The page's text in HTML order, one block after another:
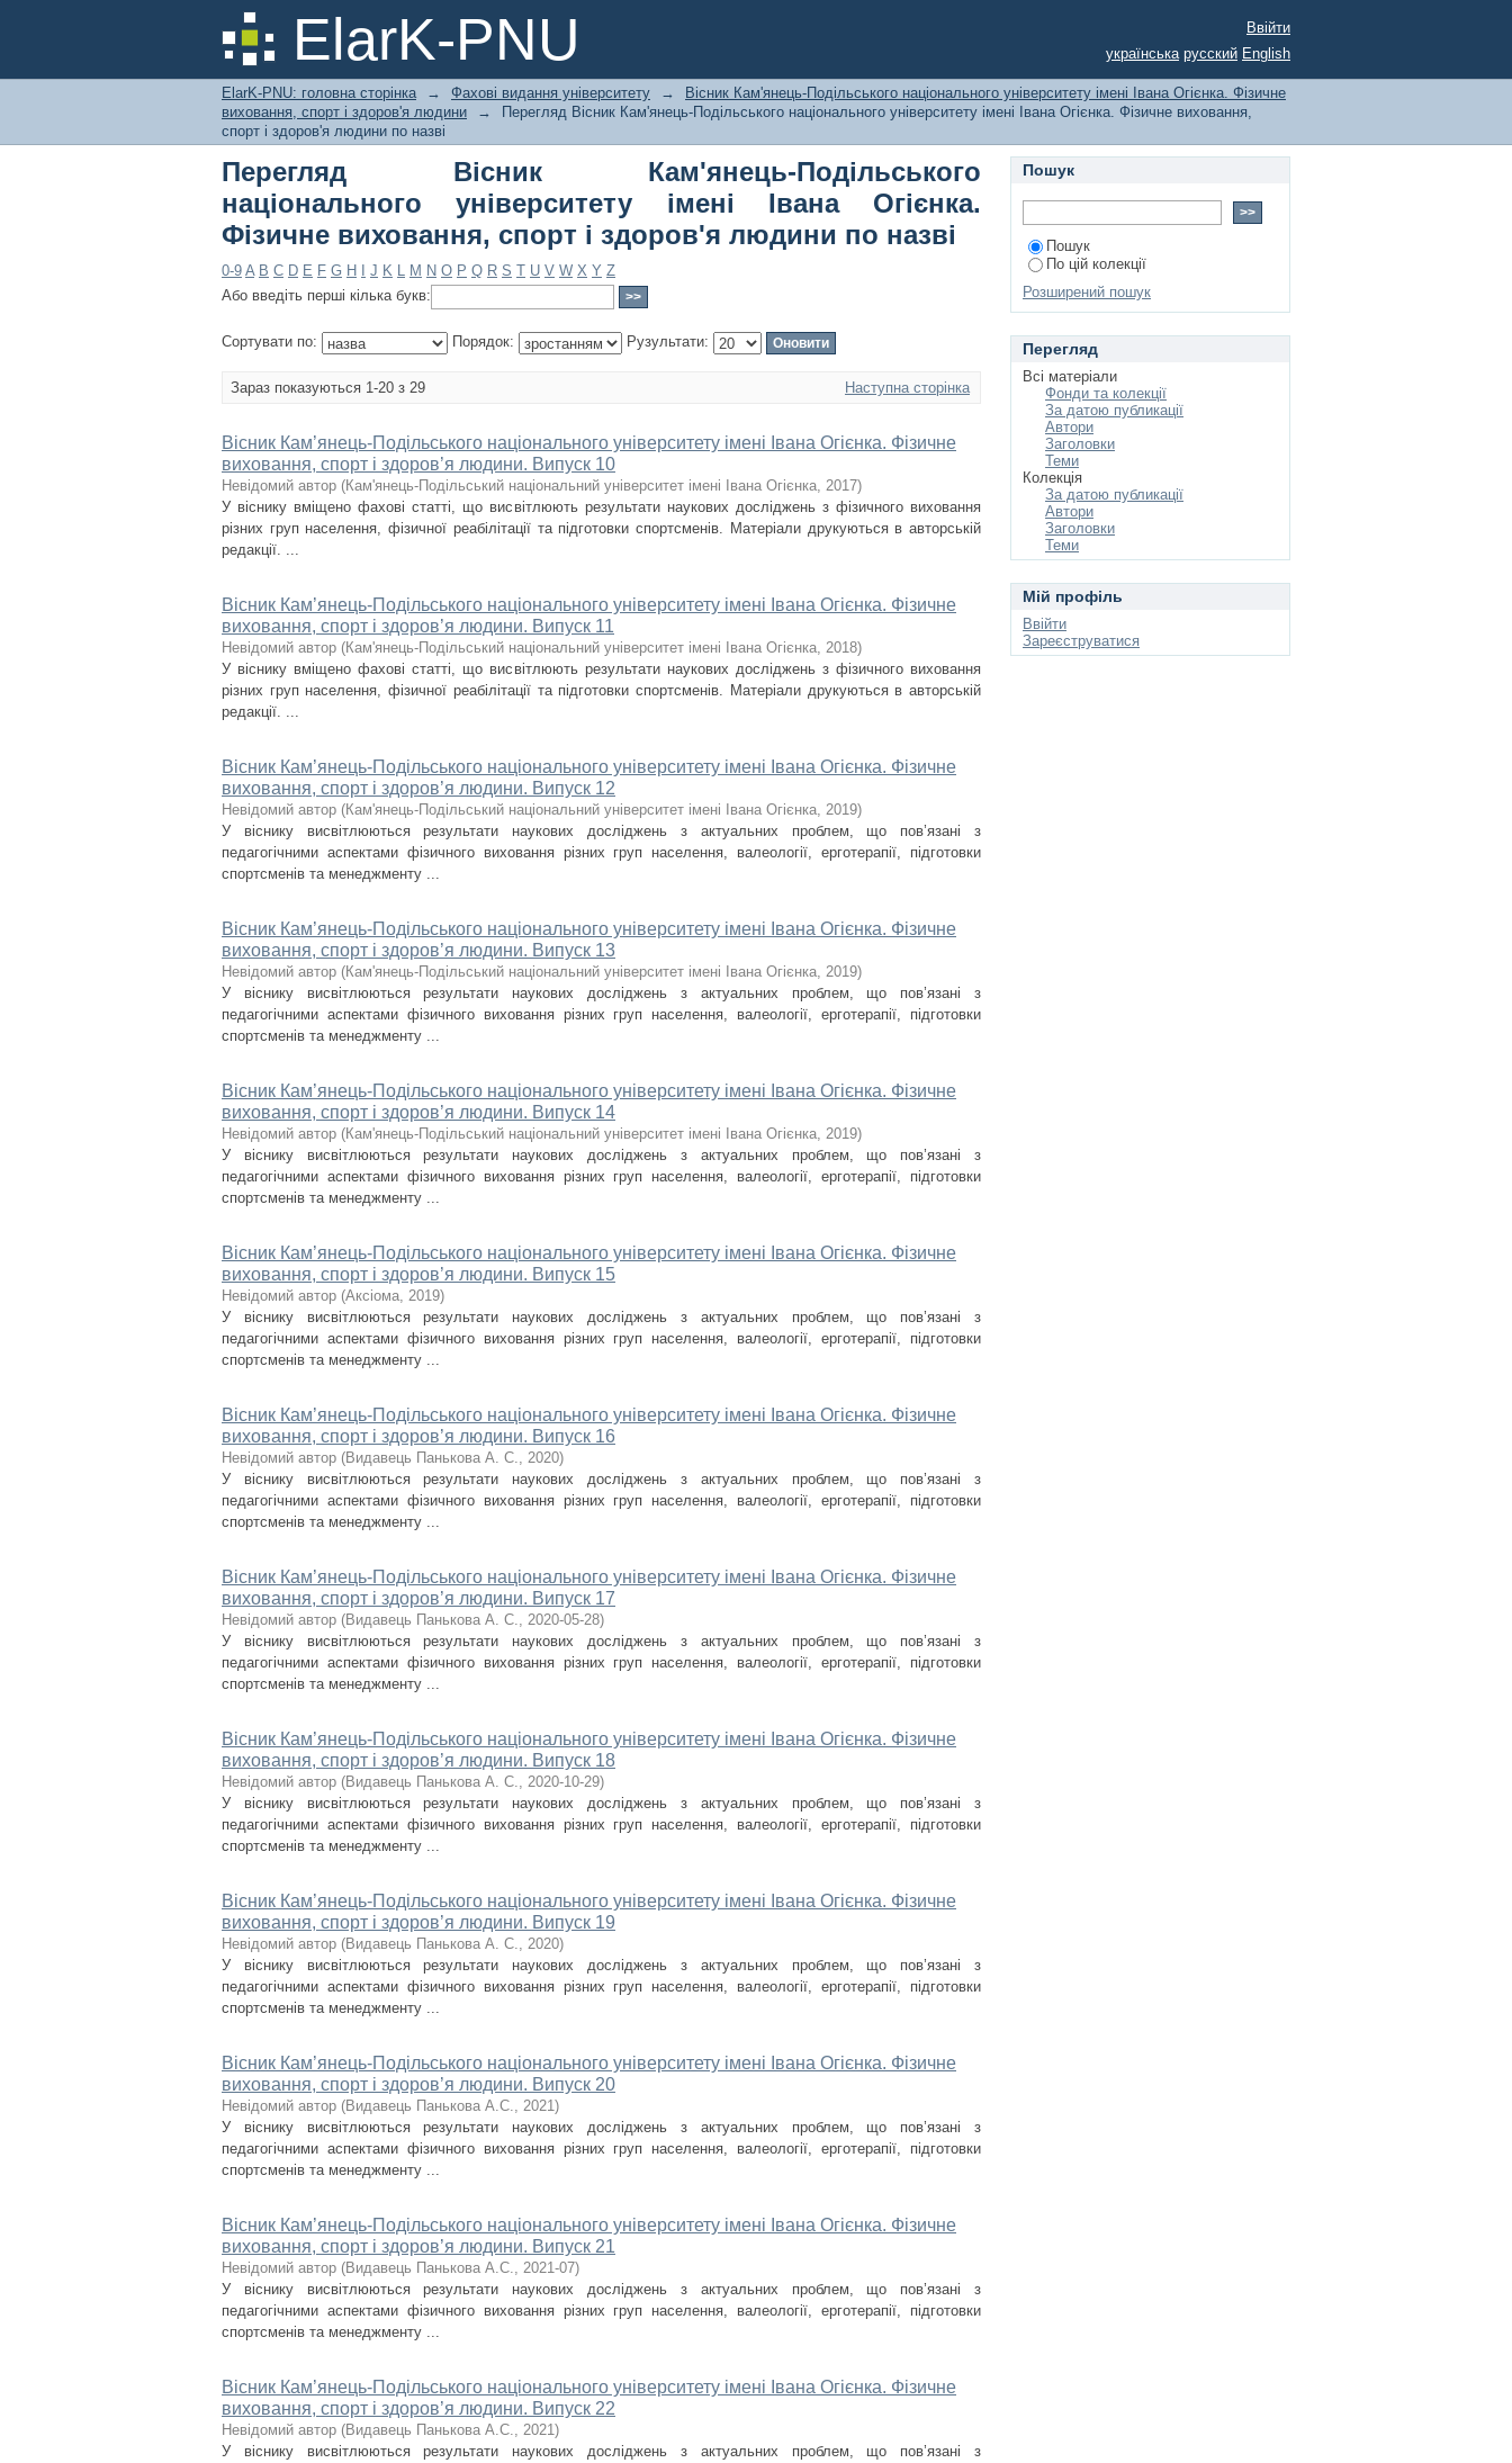
ElarK-PNU
Перегляд Вісник Кам'янець-Подільського національного університету імені
Івана Огієнка. Фізичне виховання, спорт і здоров'я людини по назві
Ввійти
українська русский English
ElarK-PNU: головна сторінка → Фахові видання університету →
Вісник Кам'янець-Подільського національного університету імені Івана Огієнка. Фізичне
виховання, спорт і здоров'я людини
→
Перегляд Вісник Кам'янець-Подільського національного університету імені Івана Огієнка. Фізичне виховання,
спорт і здоров'я людини по назві
Перегляд Вісник Кам'янець-Подільського
національного університету імені Івана Огієнка.
Фізичне виховання, спорт і здоров'я людини по назві
0-9 A B C D E F G H J K L M N O P Q R S T U V W X Y Z
Або введіть перші кілька букв:
Сортувати по: Порядок: Рузультати:
Зараз показуються 1-20 з 29 Наступна сторінка
Вісник Кам’янець-Подільського національного університету імені Івана Огієнка. Фізичне
виховання, спорт і здоров’я людини. Випуск 10
Невідомий автор (Кам'янець-Подільський національний університет імені Івaнa Oгієнкa, 2017)
У віснику вміщено фахові статті, що висвітлюють результати наукових досліджень з фізичного виховання
різних груп населення, фізичної реабілітації та підготовки спортсменів. Матеріали друкуються в авторській
редакції. ...
Вісник Кам’янець-Подільського національного університету імені Івана Огієнка. Фізичне
виховання, спорт і здоров’я людини. Випуск 11
Невідомий автор (Кам'янець-Подільський національний університет імені Івaнa Oгієнкa, 2018)
У віснику вміщено фахові статті, що висвітлюють результати наукових досліджень з фізичного виховання
різних груп населення, фізичної реабілітації та підготовки спортсменів. Матеріали друкуються в авторській
редакції. ...
Вісник Кам’янець-Подільського національного університету імені Івана Огієнка. Фізичне
виховання, спорт і здоров’я людини. Випуск 12
Невідомий автор (Кам'янець-Подільський національний університет імені Івана Огієнка, 2019)
У віснику висвітлюються результати наукових досліджень з актуальних проблем, що пов’язані з
педагогічними аспектами фізичного виховання різних груп населення, валеології, ерготерапії, підготовки
спортсменів та менеджменту ...
Вісник Кам’янець-Подільського національного університету імені Івана Огієнка. Фізичне
виховання, спорт і здоров’я людини. Випуск 13
Невідомий автор (Кам'янець-Подільський національний університет імені Івана Огієнка, 2019)
У віснику висвітлюються результати наукових досліджень з актуальних проблем, що пов’язані з
педагогічними аспектами фізичного виховання різних груп населення, валеології, ерготерапії, підготовки
спортсменів та менеджменту ...
Вісник Кам’янець-Подільського національного університету імені Івана Огієнка. Фізичне
виховання, спорт і здоров’я людини. Випуск 14
Невідомий автор (Кам'янець-Подільський національний університет імені Івана Огієнка, 2019)
У віснику висвітлюються результати наукових досліджень з актуальних проблем, що пов’язані з
педагогічними аспектами фізичного виховання різних груп населення, валеології, ерготерапії, підготовки
спортсменів та менеджменту ...
Вісник Кам’янець-Подільського національного університету імені Івана Огієнка. Фізичне
виховання, спорт і здоров’я людини. Випуск 15
Невідомий автор (Аксіома, 2019)
У віснику висвітлюються результати наукових досліджень з актуальних проблем, що пов’язані з
педагогічними аспектами фізичного виховання різних груп населення, валеології, ерготерапії, підготовки
спортсменів та менеджменту ...
Вісник Кам’янець-Подільського національного університету імені Івана Огієнка. Фізичне
виховання, спорт і здоров’я людини. Випуск 16
Невідомий автор (Видавець Панькова А. С., 2020)
У віснику висвітлюються результати наукових досліджень з актуальних проблем, що пов’язані з
педагогічними аспектами фізичного виховання різних груп населення, валеології, ерготерапії, підготовки
спортсменів та менеджменту ...
Вісник Кам’янець-Подільського національного університету імені Івана Огієнка. Фізичне
виховання, спорт і здоров’я людини. Випуск 17
Невідомий автор (Видавець Панькова А. С., 2020-05-28)
У віснику висвітлюються результати наукових досліджень з актуальних проблем, що пов’язані з
педагогічними аспектами фізичного виховання різних груп населення, валеології, ерготерапії, підготовки
спортсменів та менеджменту ...
Вісник Кам’янець-Подільського національного університету імені Івана Огієнка. Фізичне
виховання, спорт і здоров’я людини. Випуск 18
Невідомий автор (Видавець Панькова А. С., 2020-10-29)
У віснику висвітлюються результати наукових досліджень з актуальних проблем, що пов’язані з
педагогічними аспектами фізичного виховання різних груп населення, валеології, ерготерапії, підготовки
спортсменів та менеджменту ...
Вісник Кам’янець-Подільського національного університету імені Івана Огієнка. Фізичне
виховання, спорт і здоров’я людини. Випуск 19
Невідомий автор (Видавець Панькова А. С., 2020)
У віснику висвітлюються результати наукових досліджень з актуальних проблем, що пов’язані з
педагогічними аспектами фізичного виховання різних груп населення, валеології, ерготерапії, підготовки
спортсменів та менеджменту ...
Вісник Кам’янець-Подільського національного університету імені Івана Огієнка. Фізичне
виховання, спорт і здоров’я людини. Випуск 20
Невідомий автор (Видавець Панькова А.С., 2021)
У віснику висвітлюються результати наукових досліджень з актуальних проблем, що пов’язані з
педагогічними аспектами фізичного виховання різних груп населення, валеології, ерготерапії, підготовки
спортсменів та менеджменту ...
Вісник Кам’янець-Подільського національного університету імені Івана Огієнка. Фізичне
виховання, спорт і здоров’я людини. Випуск 21
Невідомий автор (Видавець Панькова А.С., 2021-07)
У віснику висвітлюються результати наукових досліджень з актуальних проблем, що пов’язані з
педагогічними аспектами фізичного виховання різних груп населення, валеології, ерготерапії, підготовки
спортсменів та менеджменту ...
Вісник Кам’янець-Подільського національного університету імені Івана Огієнка. Фізичне
виховання, спорт і здоров’я людини. Випуск 22
Невідомий автор (Видавець Панькова А.С., 2021)
У віснику висвітлюються результати наукових досліджень з актуальних проблем, що пов’язані з
Пошук
Пошук
По цій колекції
Розширений пошук
Перегляд
Всі матеріали
Фонди та колекції
За датою публикації
Автори
Заголовки
Теми
Колекція
За датою публикації
Автори
Заголовки
Теми
Мій профіль
Ввійти
Зареєструватися